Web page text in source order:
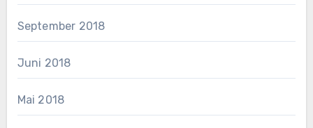
September 2018
Juni 2018
Mai 2018